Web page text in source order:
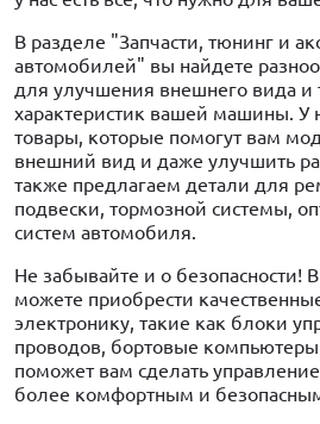
В разделе "Запчасти, тюнинг и
автомобилей" вы найдете
для улучшения внешнего вида и
характеристик вашей машины. У
товары, которые помогут вам
внешний вид и даже улучшить
также предлагаем детали для
подвески, тормозной системы,
систем автомобиля.
Не забывайте и о безопасности!
можете приобрести
электронику, такие как блоки
проводов, бортовые
поможет вам сделать
более комфортным и